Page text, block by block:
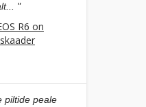
"
R6 on
piltide peale